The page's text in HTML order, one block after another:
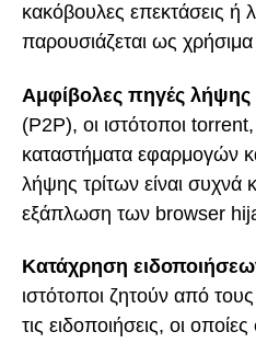
κακόβουλες επεκτάσεις ή
παρουσιάζεται ως χρήσιμα
Αμφίβολες πηγές λήψης
(P2P), οι ιστότοποι
καταστήματα εφαρμογών
λήψης τρίτων είναι συχνά
εξάπλωση των browser
Κατάχρηση
ιστότοποι ζητούν από
τις ειδοποιήσεις, οι